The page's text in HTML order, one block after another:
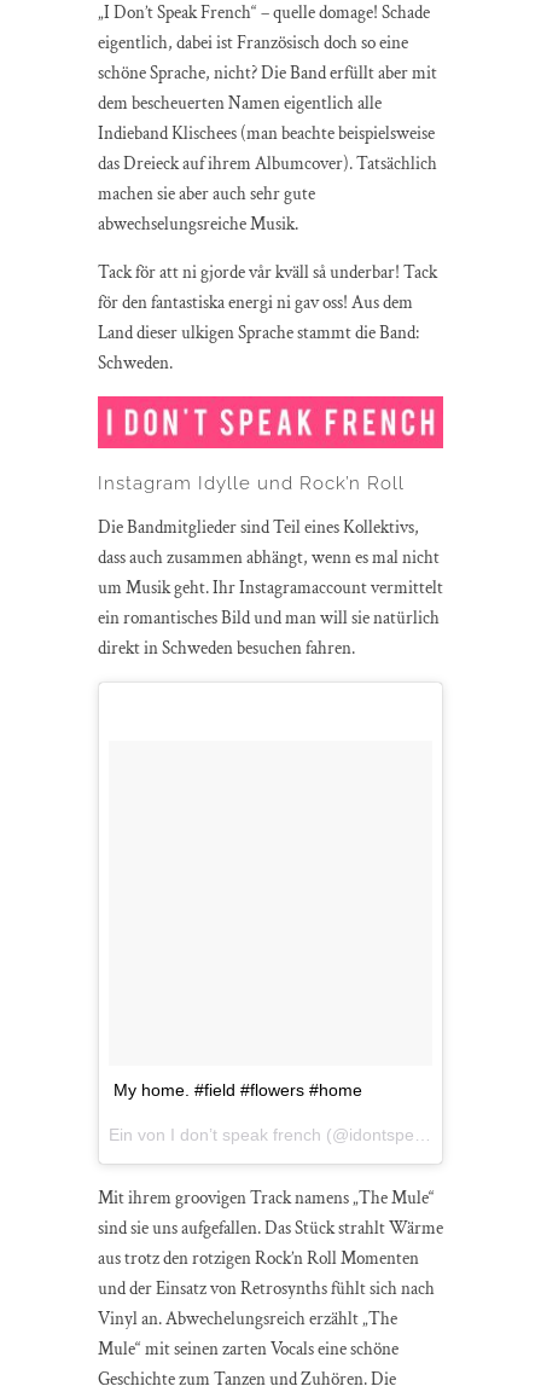
„I Don’t Speak French“ – quelle domage! Schade
eigentlich, dabei ist Französisch doch so eine
schöne Sprache, nicht? Die Band erfüllt aber mit
dem bescheuerten Namen eigentlich alle
Indieband Klischees (man beachte beispielsweise
das Dreieck auf ihrem Albumcover). Tatsächlich
machen sie aber auch sehr gute
abwechselungsreiche Musik.
Tack för att ni gjorde vår kväll så underbar! Tack
för den fantastiska energi ni gav oss! Aus dem
Land dieser ulkigen Sprache stammt die Band:
Schweden.
Instagram Idylle und Rock’n Roll
Die Bandmitglieder sind Teil eines Kollektivs,
dass auch zusammen abhängt, wenn es mal nicht
um Musik geht. Ihr Instagramaccount vermittelt
ein romantisches Bild und man will sie natürlich
direkt in Schweden besuchen fahren.
My home. #field #flowers #home
Mit ihrem groovigen Track namens „The Mule“
sind sie uns aufgefallen. Das Stück strahlt Wärme
aus trotz den rotzigen Rock’n Roll Momenten
und der Einsatz von Retrosynths fühlt sich nach
Vinyl an. Abwechelungsreich erzählt „The
Mule“ mit seinen zarten Vocals eine schöne
Geschichte zum Tanzen und Zuhören. Die